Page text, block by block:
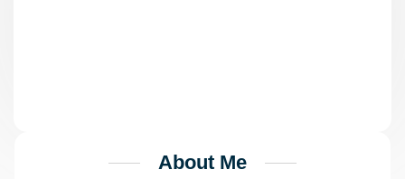
About Me